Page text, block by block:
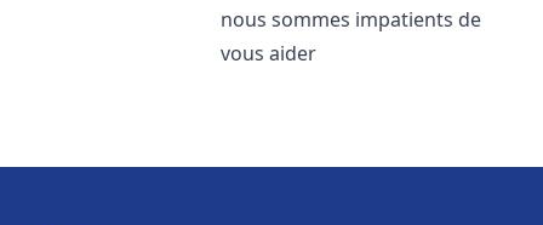
nous sommes impatients de
vous aider